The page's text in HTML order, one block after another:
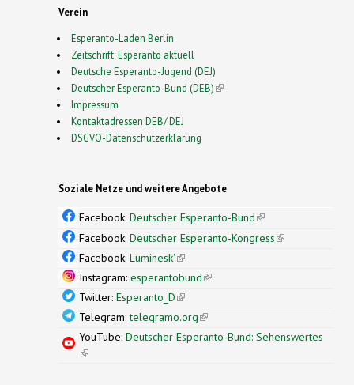
Verein
Esperanto-Laden Berlin
Zeitschrift: Esperanto aktuell
Deutsche Esperanto-Jugend (DEJ)
Deutscher Esperanto-Bund (DEB)(link is external)
Impressum
Kontaktadressen DEB/ DEJ
DSGVO-Datenschutzerklärung
Soziale Netze und weitere Angebote
Facebook: Deutscher Esperanto-Bund(link is
external)
Facebook: Deutscher Esperanto-Kongress(link is
Facebook: Luminesk'(link is external)
Instagram: esperantobund(link is external)
Twitter: Esperanto_D(link is external)
Telegram:telegramo.org(link is external)
YouTube: Deutscher Esperanto-Bund: Sehenswertes
(link is external)